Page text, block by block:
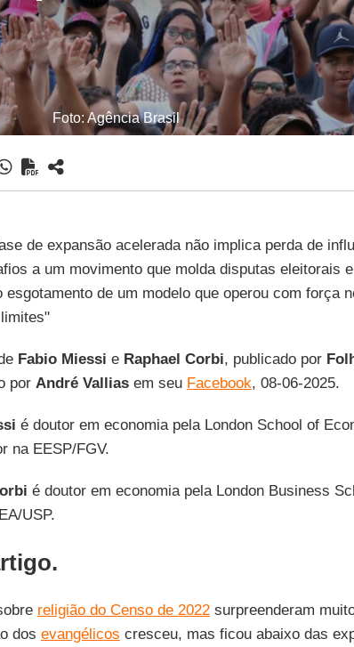
Foto: Agência Brasil
de expansão acelerada não implica perda de
a um movimento que molda disputas eleitorais
esgotamento de um modelo que operou com força
Fabio Miessi e Raphael Corbi, publicado por
por André Valliasem seu Facebook, 08-06-2025.
é doutor em economia pela London School of
na EESP/FGV.
é doutor em economia pela London Business
USP.
religião do Censo de 2022surpreenderam
dos evangélicos cresceu, mas ficou abaixo das